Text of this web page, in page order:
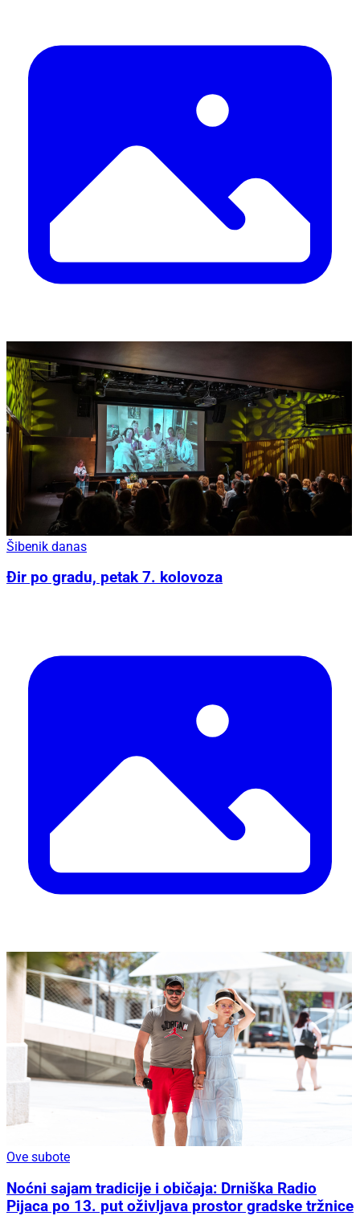
Šibenik danas
Đir po gradu, petak 7. kolovoza
Ove subote
Noćni sajam tradicije i običaja: Drniška Radio
Pijaca po 13. put oživljava prostor gradske tržnice